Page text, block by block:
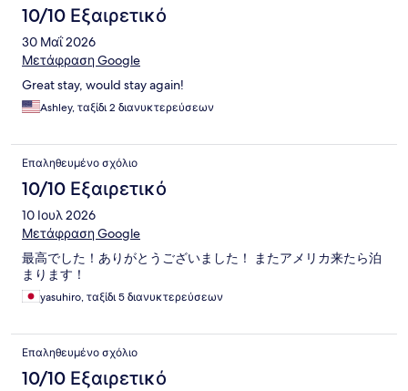
10/10 Εξαιρετικό
30 Μαΐ 2026
Μετάφραση Google
Great stay, would stay again!
Ashley, ταξίδι 2 διανυκτερεύσεων
Επαληθευμένο σχόλιο
10/10 Εξαιρετικό
10 Ιουλ 2026
Μετάφραση Google
最高でした！ありがとうございました！ またアメリカ来たら泊
まります！
yasuhiro, ταξίδι 5 διανυκτερεύσεων
Επαληθευμένο σχόλιο
10/10 Εξαιρετικό